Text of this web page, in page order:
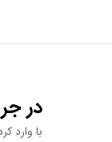
در
با وارد